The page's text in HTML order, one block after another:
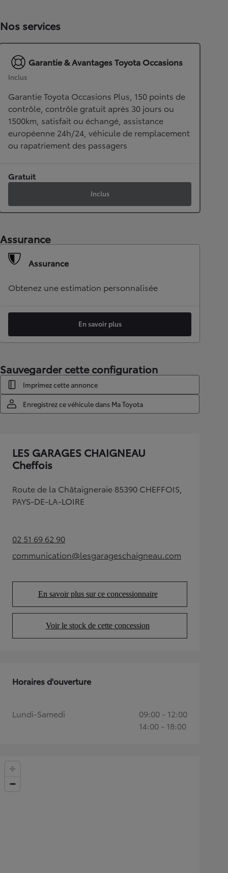
Nos services
Garantie & Avantages Toyota Occasions
Inclus
Garantie Toyota Occasions Plus, 150 points de
contrôle, contrôle gratuit après 30 jours ou
1500km, satisfait ou échangé, assistance
européenne 24h/24, véhicule de remplacement
ou rapatriement des passagers
Gratuit
Inclus
Assurance
Assurance
Obtenez une estimation personnalisée
En savoir plus
Sauvegarder cette configuration
Imprimez cette annonce
Enregistrez ce véhicule dans Ma Toyota
LES GARAGES CHAIGNEAU
Cheffois
Route de la Châtaigneraie 85390 CHEFFOIS,
PAYS-DE-LA-LOIRE
02 51 69 62 90(Opens in new tab)
communication@lesgarageschaigneau.com
(Opens in new tab)
En savoir plus sur ce concessionnaire
(Opens in new tab)
Voir le stock de cette concession
(Opens in new tab)
Horaires d'ouverture
Lundi-Samedi
09:00 - 12:00
14:00 - 18:00